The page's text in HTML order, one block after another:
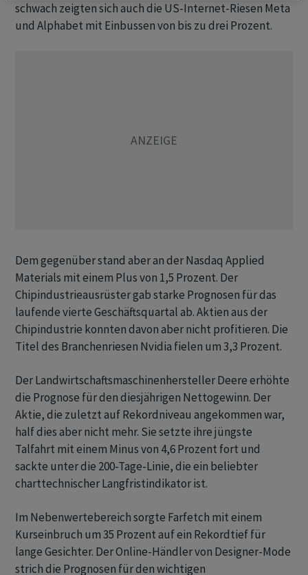
schwach zeigten sich auch die US-Internet-Riesen Meta
und Alphabet mit Einbussen von bis zu drei Prozent.
Dem gegenüber stand aber an der Nasdaq Applied
Materials mit einem Plus von 1,5 Prozent. Der
Chipindustrieausrüster gab starke Prognosen für das
laufende vierte Geschäftsquartal ab. Aktien aus der
Chipindustrie konnten davon aber nicht profitieren. Die
Titel des Branchenriesen Nvidia fielen um 3,3 Prozent.
Der Landwirtschaftsmaschinenhersteller Deere erhöhte
die Prognose für den diesjährigen Nettogewinn. Der
Aktie, die zuletzt auf Rekordniveau angekommen war,
half dies aber nicht mehr. Sie setzte ihre jüngste
Talfahrt mit einem Minus von 4,6 Prozent fort und
sackte unter die 200-Tage-Linie, die ein beliebter
charttechnischer Langfristindikator ist.
Im Nebenwertebereich sorgte Farfetch mit einem
Kurseinbruch um 35 Prozent auf ein Rekordtief für
lange Gesichter. Der Online-Händler von Designer-Mode
strich die Prognosen für den wichtigen